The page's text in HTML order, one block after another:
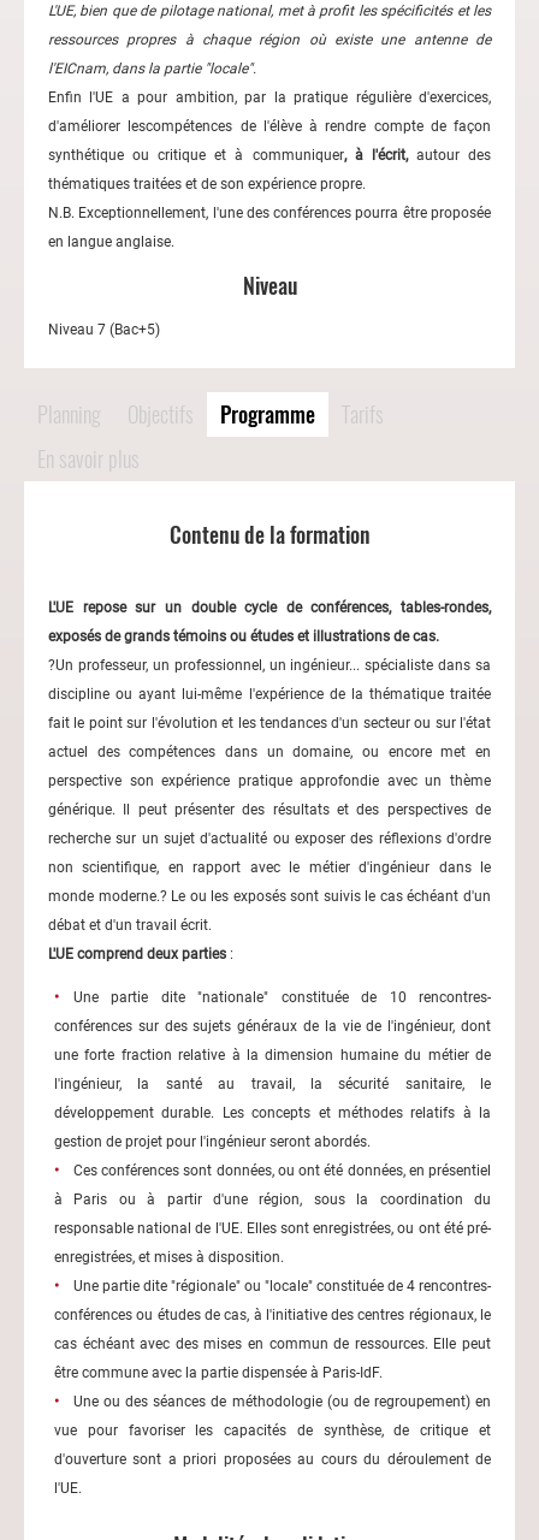
L'UE, bien que de pilotage national, met à profit les spécificités et les
ressources propres à chaque région où existe une antenne de
l'EICnam, dans la partie "locale".
Enfin l'UE a pour ambition, par la pratique régulière d'exercices,
d'améliorer lescompétences de l'élève à rendre compte de façon
synthétique ou critique et à communiquer, à l'écrit,autour des
thématiques traitées et de son expérience propre.
N.B. Exceptionnellement, l'une des conférences pourra être proposée
en langue anglaise.
Niveau
Niveau 7 (Bac+5)
Planning Objectifs Programme
Tarifs
En savoir plus
Contenu de la formation
L'UE repose sur un double cycle de conférences, tables-rondes,
exposés de grands témoins ou études et illustrations de cas.
?Un professeur, un professionnel, un ingénieur... spécialiste dans sa
discipline ou ayant lui-même l'expérience de la thématique traitée
fait le point sur l'évolution et les tendances d'un secteur ou sur l'état
actuel des compétences dans un domaine, ou encore met en
perspective son expérience pratique approfondie avec un thème
générique. Il peut présenter des résultats et des perspectives de
recherche sur un sujet d'actualité ou exposer des réflexions d'ordre
non scientifique, en rapport avec le métier d'ingénieur dans le
monde moderne.? Le ou les exposés sont suivis le cas échéant d'un
débat et d'un travail écrit.
L'UE comprend deux parties :
Une partie dite "nationale" constituée de 10 rencontres-
conférences sur des sujets généraux de la vie de l'ingénieur, dont
une forte fraction relative à la dimension humaine du métier de
l'ingénieur, la santé au travail, la sécurité sanitaire, le
développement durable. Les concepts et méthodes relatifs à la
gestion de projet pour l'ingénieur seront abordés.
Ces conférences sont données, ou ont été données, en présentiel
à Paris ou à partir d'une région, sous la coordination du
responsable national de l'UE. Elles sont enregistrées, ou ont été pré-
enregistrées, et mises à disposition.
Une partie dite "régionale" ou "locale" constituée de 4 rencontres-
conférences ou études de cas, à l'initiative des centres régionaux, le
cas échéant avec des mises en commun de ressources. Elle peut
être commune avec la partie dispensée à Paris-IdF.
Une ou des séances de méthodologie (ou de regroupement) en
vue pour favoriser les capacités de synthèse, de critique et
d'ouverture sont a priori proposées au cours du déroulement de
l'UE.